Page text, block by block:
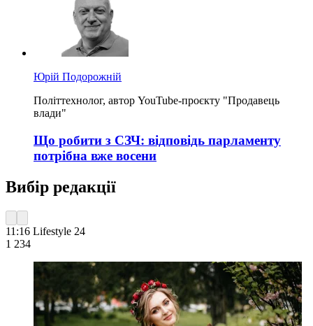
Юрій Подорожній
Політтехнолог, автор YouTube-проєкту "Продавець
влади"
Що робити з СЗЧ: відповідь парламенту
потрібна вже восени
Вибір редакції
11:16 Lifestyle 24
1 234